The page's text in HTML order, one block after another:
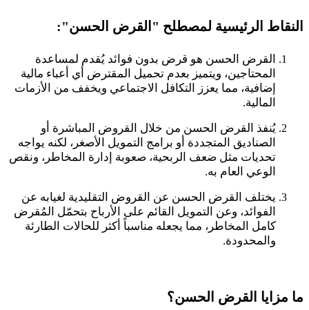
النقاط الرئيسية لمصطلح "القرض الحسن":
القرض الحسن هو قرض بدون فوائد يُقدم لمساعدة
المحتاجين، ويتميز بعدم تحميل المقترض أي أعباء مالية
إضافية، مما يعزز التكافل الاجتماعي ويخفف من الأزمات
المالية.
يُنفذ القرض الحسن من خلال القروض المباشرة أو
الصناديق المتجددة أو برامج التمويل الأصغر، لكنه يواجه
تحديات مثل ضعف الربحية، صعوبة إدارة المخاطر، ونقص
الوعي العام به.
يختلف القرض الحسن عن القروض التقليدية لغيابه عن
الفوائد، وعن التمويل القائم على الأرباح بتحمّل المُقرض
كامل المخاطر، مما يجعله مناسباً أكثر للحالات الطارئة
والمحدودة.
ما مزايا القرض الحسن؟